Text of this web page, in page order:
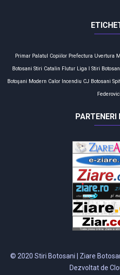
Primar Palatul Copiilor Prefectura Uvertura
Botosani Stiri Catalin Flutur Liga I Stiri
Botoşani Modern Calor Incendiu CJ Botosani
Federovici
PARTENERI
© 2020 Stiri Botosani | Ziare
Dezvoltat de